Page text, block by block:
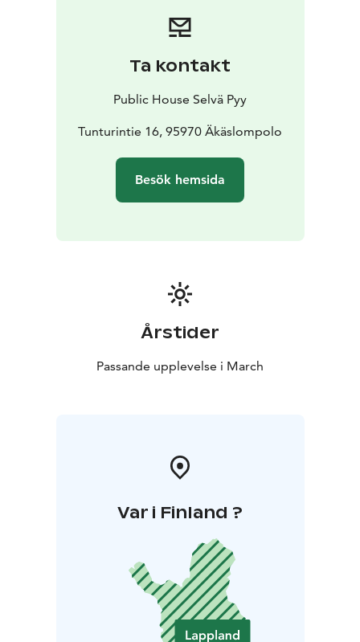
Ta kontakt
Public House Selvä Pyy
Tunturintie 16, 95970 Äkäslompolo
Besök hemsida
Årstider
Passande upplevelse i March
Var i Finland ?